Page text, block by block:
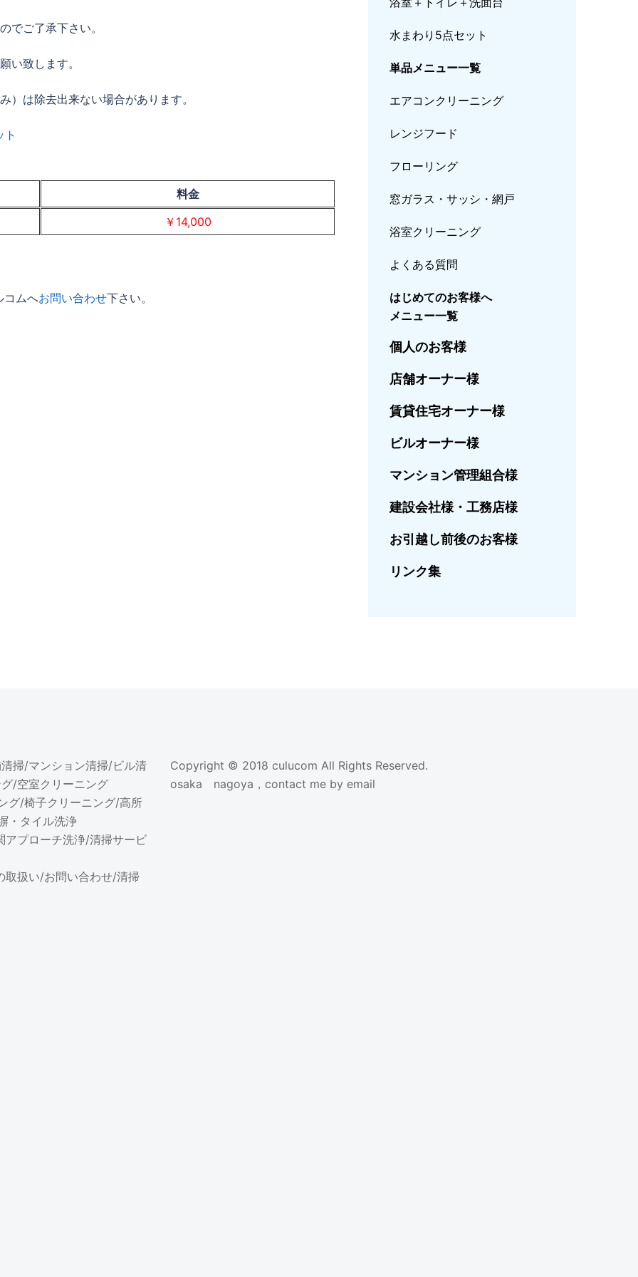
でご了承下さい。
い致します。
）は除去出来ない場合があります。
ト
料金
￥14,000
コムへお問い合わせ下さい。
水まわり5点セット
単品メニュー一覧
エアコンクリーニング
レンジフード
フローリング
窓ガラス・サッシ・網戸
浴室クリーニング
よくある質問
はじめてのお客様へ
メニュー一覧
個人のお客様
店舗オーナー様
賃貸住宅オーナー様
ビルオーナー様
マンション管理組合様
建設会社様・工務店様
お引越し前後のお客様
リンク集
掃/マンション清掃/ ビル清
/空室クリーニング
グ/椅子クリーニング/高所
・タイル洗浄
アプローチ洗浄/清掃サービ
取扱い/お問い合わせ/清掃
Copyright © 2018 culucom All Rights Reserved.
osaka nagoya，contact me by email